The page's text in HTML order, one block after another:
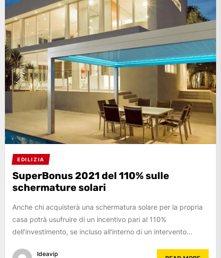
EDILIZIA
SuperBonus 2021 del 110% sulle
schermature solari
Anche chi acquisterà una schermatura solare per la propria
casa potrà usufruire di un incentivo pari al 110%
dell’investimento, se incluso all'interno di un intervento...
Ideavip